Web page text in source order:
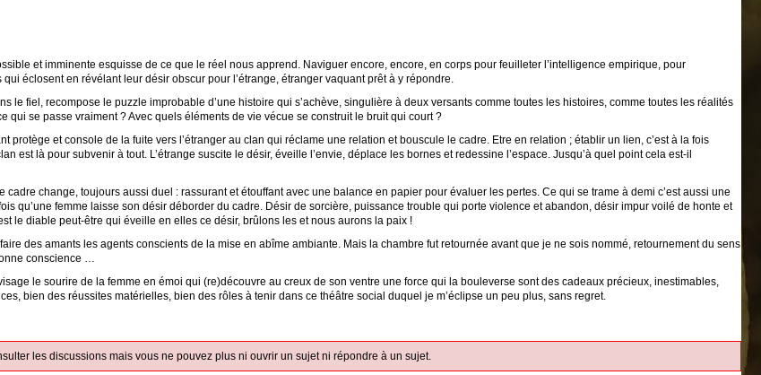
et imminente esquisse de ce que le réel nous apprend. Naviguer encore, encore, en corps pour feuilleter l’intelligence empirique, pour
qui éclosent en révélant leur désir obscur pour l’étrange, étranger vaquant prêt à y répondre.
le fiel, recompose le puzzle improbable d’une histoire qui s’achève, singulière à deux versants comme toutes les histoires, comme toutes les réalités
qui se passe vraiment ? Avec quels éléments de vie vécue se construit le bruit qui court ?
protège et console de la fuite vers l’étranger au clan qui réclame une relation et bouscule le cadre. Etre en relation ; établir un lien, c’est à la fois
est là pour subvenir à tout. L’étrange suscite le désir, éveille l’envie, déplace les bornes et redessine l’espace. Jusqu’à quel point cela est-il
cadre change, toujours aussi duel : rassurant et étouffant avec une balance en papier pour évaluer les pertes. Ce qui se trame à demi c’est aussi une
qu’une femme laisse son désir déborder du cadre. Désir de sorcière, puissance trouble qui porte violence et abandon, désir impur voilé de honte et
le diable peut-être qui éveille en elles ce désir, brûlons les et nous aurons la paix !
des amants les agents conscients de la mise en abîme ambiante. Mais la chambre fut retournée avant que je ne sois nommé, retournement du sens
conscience …
le sourire de la femme en émoi qui (re)découvre au creux de son ventre une force qui la bouleverse sont des cadeaux précieux, inestimables,
bien des réussites matérielles, bien des rôles à tenir dans ce théâtre social duquel je m’éclipse un peu plus, sans regret.
les discussions mais vous ne pouvez plus ni ouvrir un sujet ni répondre à un sujet.